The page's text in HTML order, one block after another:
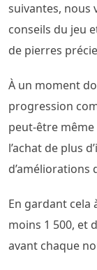
suivantes, nous
conseils du jeu
de pierres
À un moment
progression
peut-être même
l’achat de plus
d’améliorations
En gardant cela
moins 1 500, et
avant chaque